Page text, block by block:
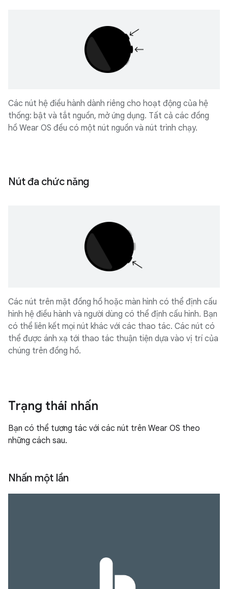
Các nút hệ điều hành dành riêng cho hoạt động của hệ
thống: bật và tắt nguồn, mở ứng dụng. Tất cả các đồng
hồ Wear OS đều có một nút nguồn và nút trình chạy.
Nút đa chức năng
Các nút trên mặt đồng hồ hoặc màn hình có thể định cấu
hình hệ điều hành và người dùng có thể định cấu hình. Bạn
có thể liên kết mọi nút khác với các thao tác. Các nút có
thể được ánh xạ tới thao tác thuận tiện dựa vào vị trí của
chúng trên đồng hồ.
Trạng thái nhấn
Bạn có thể tương tác với các nút trên Wear OS theo
những cách sau.
Nhấn một lần